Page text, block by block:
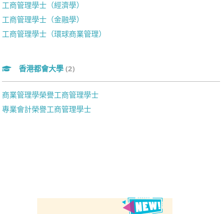
工商管理學士（經濟學）
工商管理學士（金融學）
工商管理學士（環球商業管理）
香港都會大學 (2)
商業管理學榮譽工商管理學士
專業會計榮譽工商管理學士